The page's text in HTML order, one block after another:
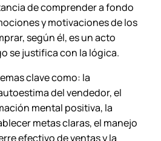
de comprender a fondo
y motivaciones de los
según él, es un acto
se justifica con la lógica.
clave como: la
del vendedor, el
mental positiva, la
metas claras, el manejo
efectivo de ventas y la